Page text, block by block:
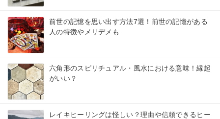
前世の記憶を思い出す方法7選！前世の記憶がある
人の特徴やメリデメも
六角形のスピリチュアル・風水における意味！縁起
がいい？
レイキヒーリングは怪しい？理由や信頼できるヒー